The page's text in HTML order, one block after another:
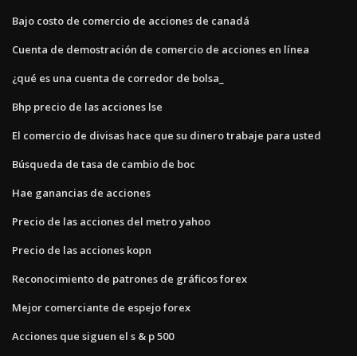
Bajo costo de comercio de acciones de canadá
Cuenta de demostración de comercio de acciones en línea
¿qué es una cuenta de corredor de bolsa_
Bhp precio de las acciones lse
El comercio de divisas hace que su dinero trabaje para usted
Búsqueda de tasa de cambio de boc
Hae ganancias de acciones
Precio de las acciones del metro yahoo
Precio de las acciones kopn
Reconocimiento de patrones de gráficos forex
Mejor comerciante de espejo forex
Acciones que siguen el s & p 500